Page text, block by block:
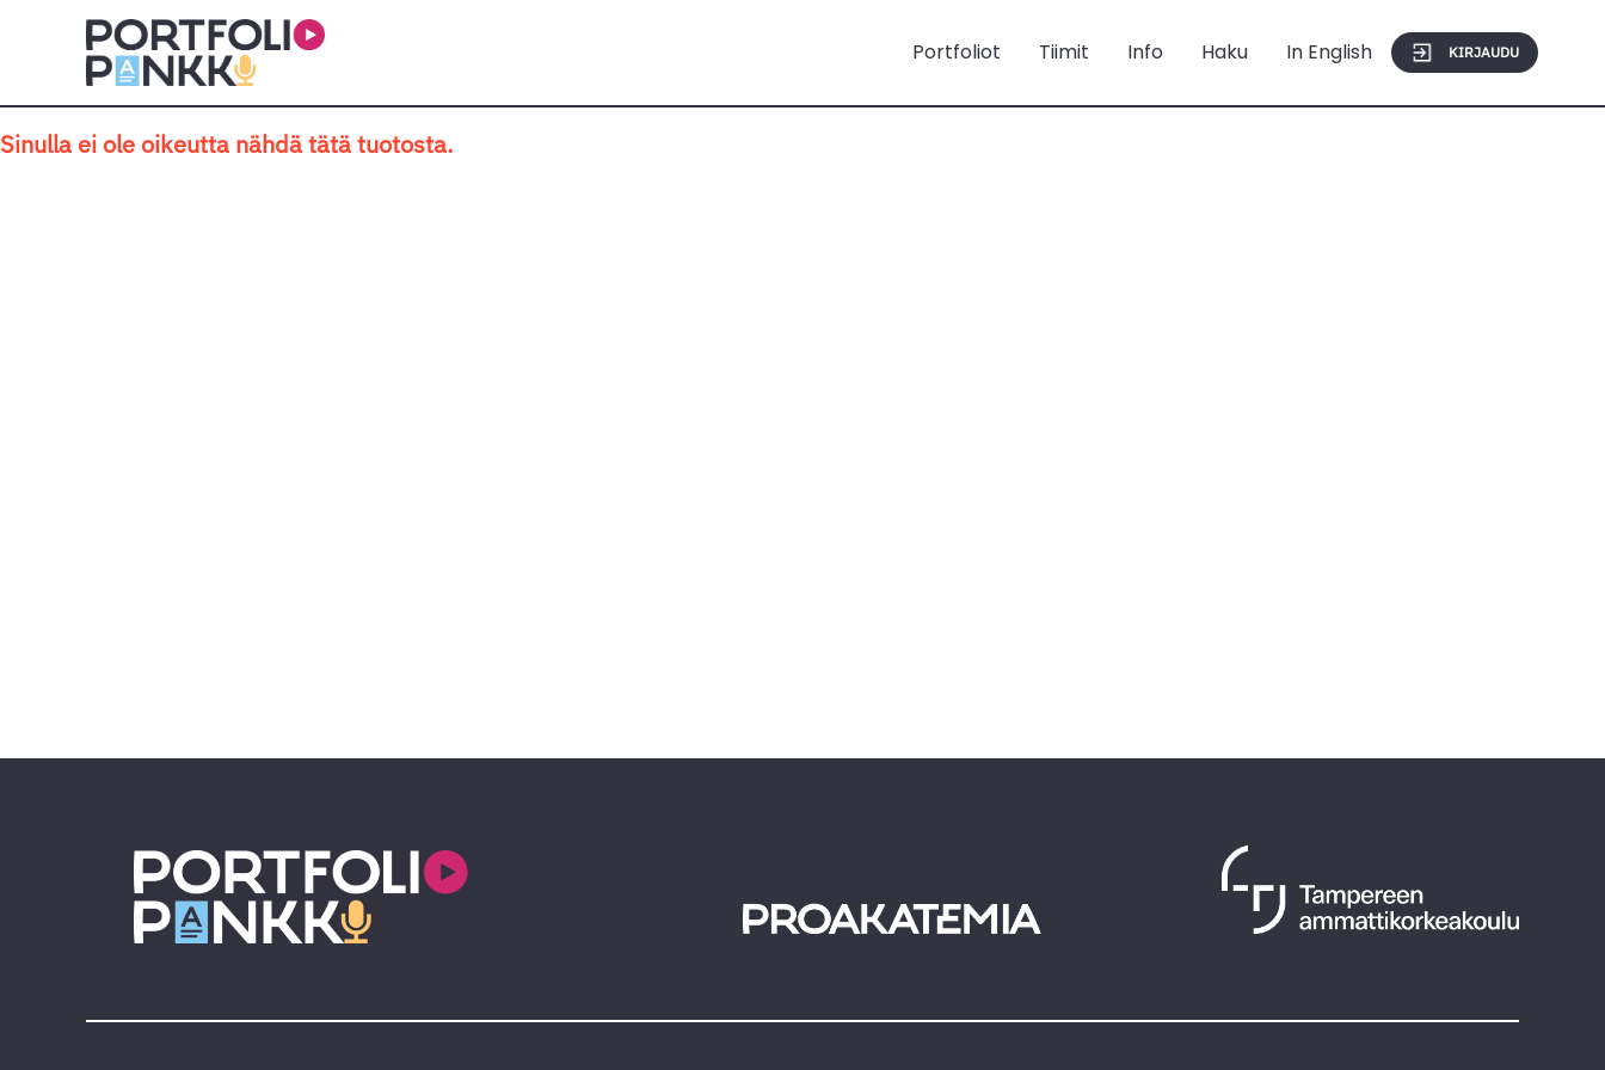
Siirry sisältöön
Portfoliot Tiimit Info Haku In English KIRJAUDU
Sinulla ei ole oikeutta nähdä tätä tuotosta.